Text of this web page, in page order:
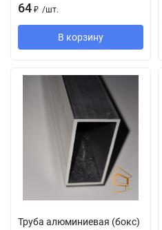
64 ₽ /шт.
В корзину
Труба алюминиевая (бокс)